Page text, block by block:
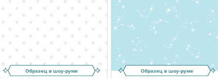
Образец в шоу-руме Образец в шоу-руме